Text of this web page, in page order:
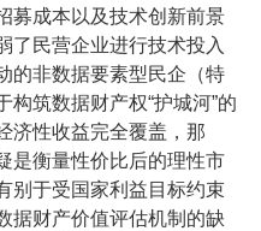
募成本以及技术创新前景
了民营企业进行技术投入
的非数据要素型民企（特
筑数据财产权“护城河”的
济性收益完全覆盖，那
是衡量性价比后的理性市
别于受国家利益目标约束
据财产价值评估机制的缺